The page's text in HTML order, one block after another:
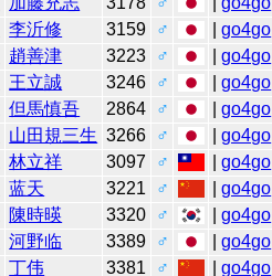
李沂修 3159 ♂ |go4go
趙善津 3223 ♂ |go4go
王立誠 3246 ♂ |go4go
但馬慎吾 2864 ♂ |go4go
山田規三生 3266 ♂ |go4go
林立祥 3097 ♂ |go4go
蓝天 3221 ♂ |go4go
陳時暎 3320 ♂ |go4go
河野临 3389 ♂ |go4go
丁伟 3381 ♂ |go4go